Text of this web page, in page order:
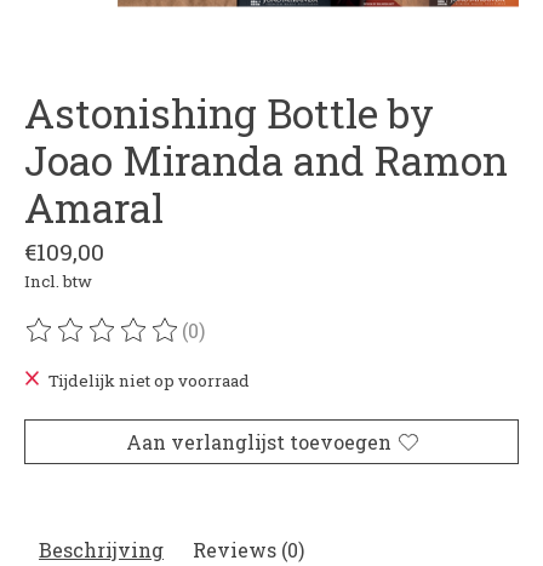
Astonishing Bottle by
Joao Miranda and Ramon
Amaral
€109,00
Incl. btw
De beoordeling van dit product is
(0)
Tijdelijk niet op voorraad
Aan verlanglijst toevoegen
Beschrijving Reviews (0)